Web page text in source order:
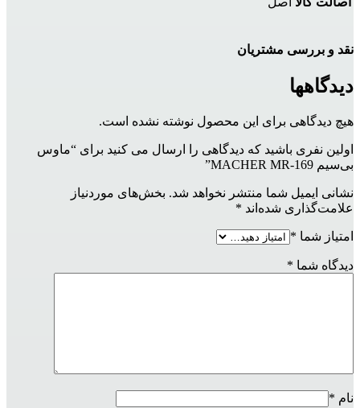
نقد و بررسی مشتریان
دیدگاهها
هیچ دیدگاهی برای این محصول نوشته نشده است.
اولین نفری باشید که دیدگاهی را ارسال می کنید برای “ماوس
بی‌سیم MACHER MR-169”
نشانی ایمیل شما منتشر نخواهد شد. بخش‌های موردنیاز
علامت‌گذاری شده‌اند *
امتیاز شما *
دیدگاه شما *
نام *